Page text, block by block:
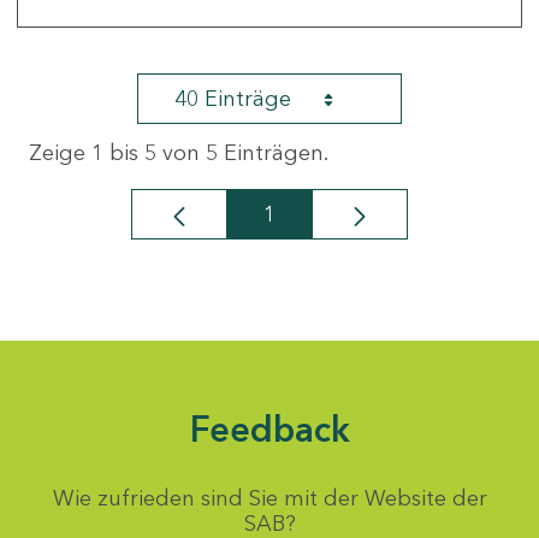
40 Einträge
Zeige 1 bis 5 von 5 Einträgen.
Seite
1
Feedback
Wie zufrieden sind Sie mit der Website der
SAB?